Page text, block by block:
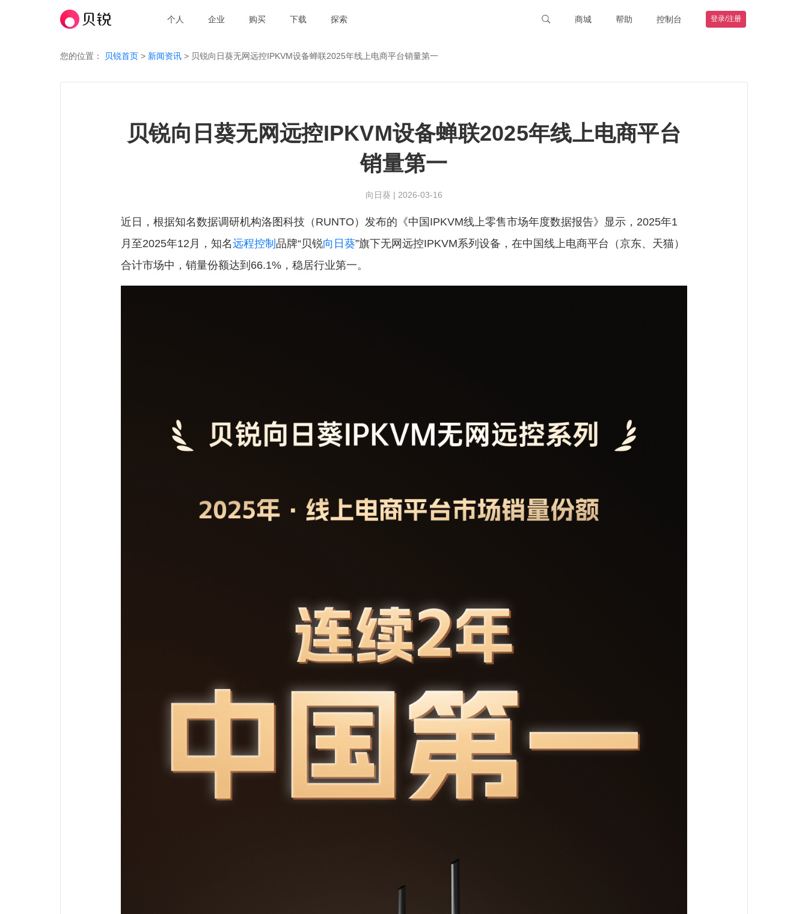
个人 企业 购买 下载 探索 商城 帮助
帮助文档
控制台 登录/注册
您的位置： 贝锐首页 > 新闻资讯 > 贝锐向日葵无网远控IPKVM设备蝉联2025年线上电商平台销量第一
贝锐向日葵无网远控IPKVM设备蝉联2025年线上电商平台
销量第一
向日葵 | 2026-03-16
近日，根据知名数据调研机构洛图科技（RUNTO）发布的《中国IPKVM线上零售市场年度数据报告》显示，2025年1
月至2025年12月，知名远程控制 品牌“贝锐向日葵”旗下无网远控IPKVM系列设备，在中国线上电商平台（京东、天猫）
合计市场中，销量份额达到66.1%，稳居行业第一。